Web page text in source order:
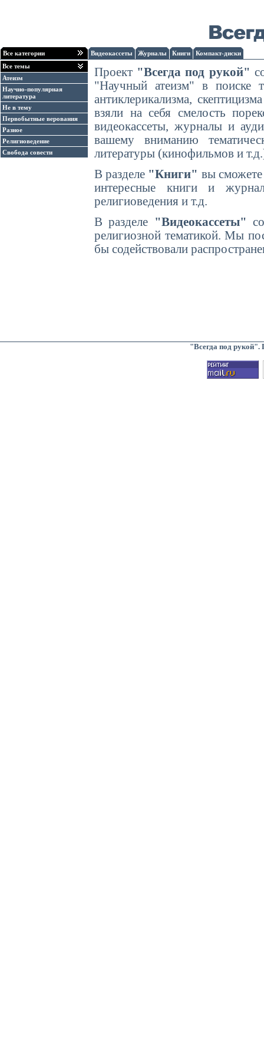
Все категории Видеокассеты Журналы Книги
Компакт-диски
Все темы
Атеизм
Научно-популярная
литература
Не в тему
Первобытные верования
Разное
Религиоведение
Свобода совести
Проект "Всегда под рукой"
"Научный атеизм" в поиске
антиклерикализма,
взяли на себя смелость
видеокассеты, журналы и
вашему вниманию
литературы (кинофильмов и
В разделе "Книги" вы
интересные книги и
религиоведения и т.д.
В разделе "Видеокассеты"
религиозной тематикой. Мы
бы содействовали
"Всегда под рукой".